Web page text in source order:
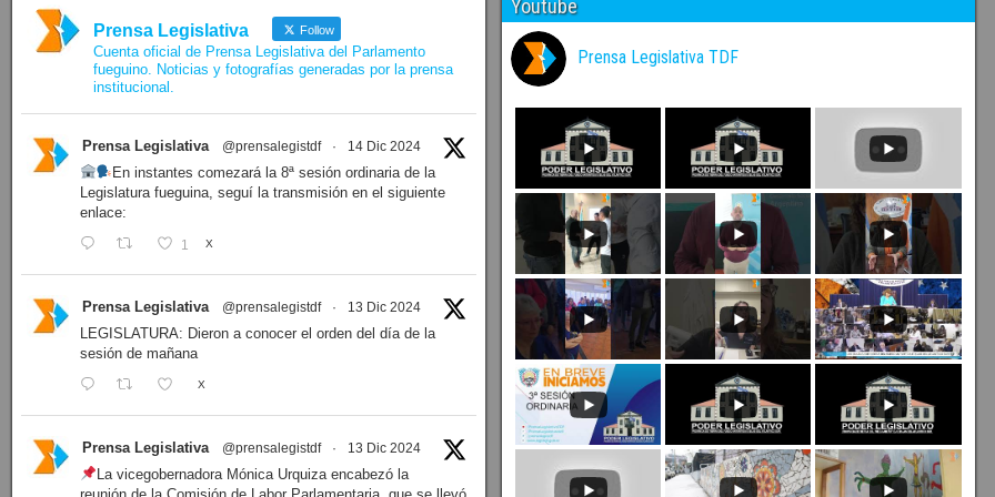
Prensa Legislativa Follow
Cuenta oficial de Prensa Legislativa del Parlamento
fueguino. Noticias y fotografías generadas por la prensa
institucional.
Prensa Legislativa @prensalegistdf · 14 Dic 2024
En instantes comezará la 8ª sesión ordinaria de la
Legislatura fueguina, seguí la transmisión en el siguiente
enlace:
1 X
Prensa Legislativa @prensalegistdf · 13 Dic 2024
LEGISLATURA: Dieron a conocer el orden del día de la
sesión de mañana
X
Prensa Legislativa @prensalegistdf · 13 Dic 2024
La vicegobernadora Mónica Urquiza encabezó la
Youtube
Prensa Legislativa TDF